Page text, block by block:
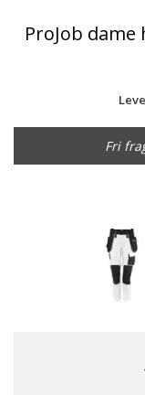
ProJob
Fri